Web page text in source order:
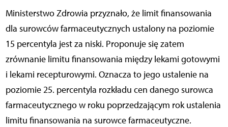
Ministerstwo Zdrowia przyznało, że limit finansowania
dla surowców farmaceutycznych ustalony na poziomie
15 percentyla jest za niski. Proponuje się zatem
zrównanie limitu finansowania między lekami gotowymi
i lekami recepturowymi. Oznacza to jego ustalenie na
poziomie 25. percentyla rozkładu cen danego surowca
farmaceutycznego w roku poprzedzającym rok ustalenia
limitu finansowania na surowce farmaceutyczne.